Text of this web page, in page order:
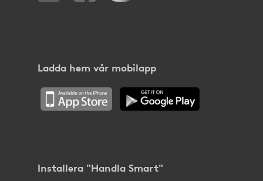
Ladda hem vår mobilapp
Installera "Handla Smart"